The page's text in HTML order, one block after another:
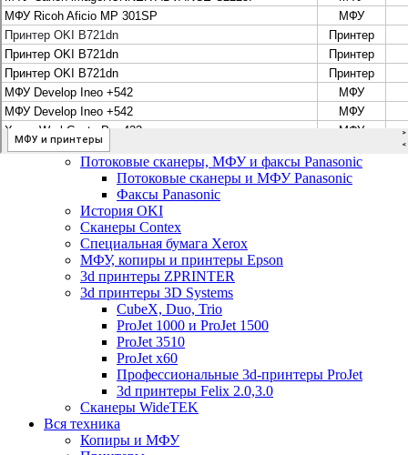
Сканеры Canon
Распродажа картриджей Canon
МФУ, сканеры, плоттеры и принтеры HP
Принтеры и МФУ HP
Плоттеры hp
МФУ, копиры и принтеры OKI
МФУ, копиры и принтеры RICOH
Ремонт и продажа копировальных аппаратов
Infotec
Потоковые сканеры, МФУ и факсы Panasonic
Потоковые сканеры и МФУ Panasonic
Факсы Panasonic
История OKI
Сканеры Contex
Специальная бумага Xerox
МФУ, копиры и принтеры Epson
3d принтеры ZPRINTER
3d принтеры 3D Systems
CubeX, Duo, Trio
ProJet 1000 и ProJet 1500
ProJet 3510
ProJet x60
Профессиональные 3d-принтеры ProJet
3d принтеры Felix 2.0,3.0
Сканеры WideTEK
Вся техника
Копиры и МФУ